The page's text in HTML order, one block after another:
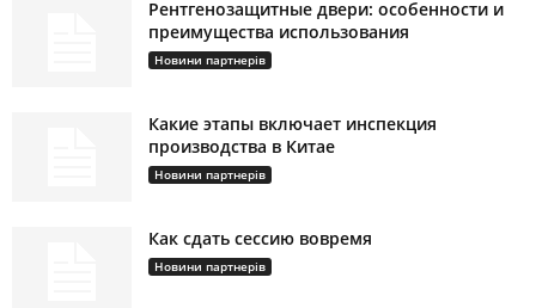
Рентгенозащитные двери: особенности и
преимущества использования
Новини партнерів
Какие этапы включает инспекция
производства в Китае
Новини партнерів
Как сдать сессию вовремя
Новини партнерів